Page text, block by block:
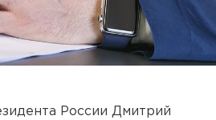
России Дмитрий